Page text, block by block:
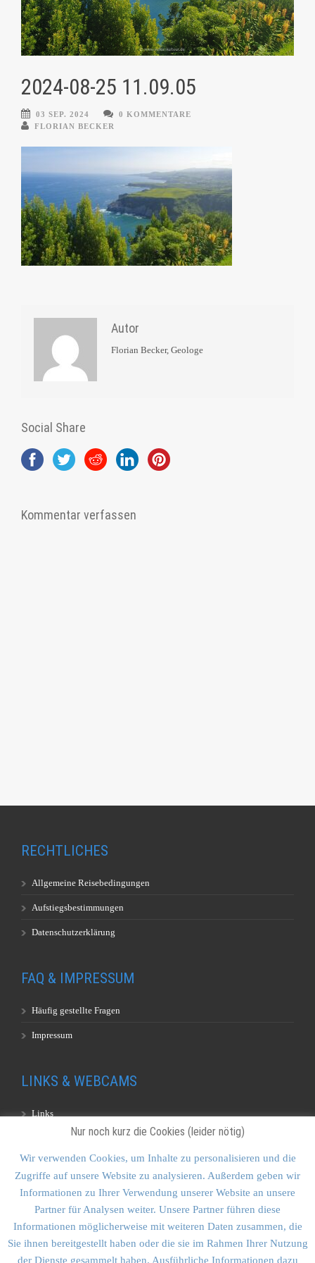
2024-08-25 11.09.05
03 SEP. 2024
0 KOMMENTARE
FLORIAN BECKER
Autor
Florian Becker, Geologe
Social Share
Kommentar verfassen
RECHTLICHES
Allgemeine Reisebedingungen
Aufstiegsbestimmungen
Datenschutzerklärung
FAQ & IMPRESSUM
Häufig gestellte Fragen
Impressum
LINKS & WEBCAMS
Links
KONTAKT & SITEMAP
Kontakt
Sitemap
Nur noch kurz die Cookies (leider nötig)
Wir verwenden Cookies, um Inhalte zu personalisieren und die
Zugriffe auf unsere Website zu analysieren. Außerdem geben wir
Informationen zu Ihrer Verwendung unserer Website an unsere
Partner für Analysen weiter. Unsere Partner führen diese
Informationen möglicherweise mit weiteren Daten zusammen, die
Sie ihnen bereitgestellt haben oder die sie im Rahmen Ihrer Nutzung
der Dienste gesammelt haben. Ausführliche Informationen dazu